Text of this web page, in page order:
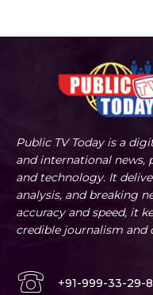
Public TV Today is a
and international news,
and technology. It
analysis, and breaking
accuracy and speed, it
credible journalism and
+91-999-33-29-